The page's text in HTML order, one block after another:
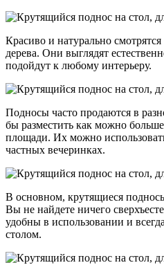
Красиво и натурально
дерева. Они выглядят
подойдут к любому интерьеру.
Подносы часто продаются в
бы разместить как можно
площади. Их можно
частных вечеринках.
В основном, крутящиеся
Вы не найдете ничего
удобны в использовании и
столом.